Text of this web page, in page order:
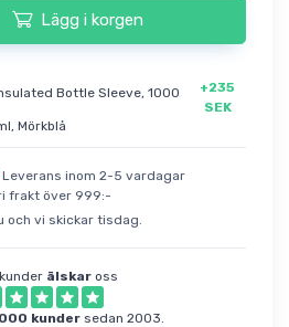
Lägg i korgen
Bottle Sleeve, 1000
Mörkblå
+235
SEK
Leverans inom 2-5 vardagar
frakt över 999:-
och vi skickar tisdag.
älskaross
kunder sedan 2003.